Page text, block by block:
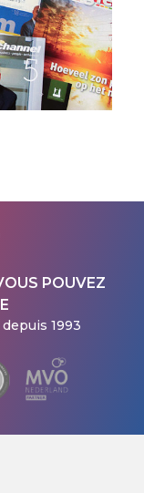
POUVEZ
1993